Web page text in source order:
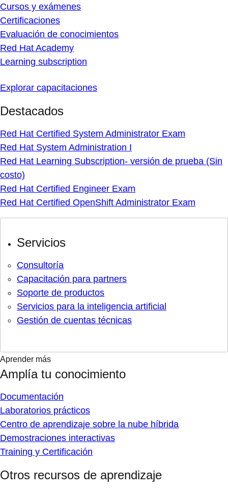
Cursos y exámenes
Certificaciones
Evaluación de conocimientos
Red Hat Academy
Learning subscription
Explorar capacitaciones
Destacados
Red Hat Certified System Administrator Exam
Red Hat System Administration I
Red Hat Learning Subscription- versión de prueba (Sin
costo)
Red Hat Certified Engineer Exam
Red Hat Certified OpenShift Administrator Exam
Servicios
Consultoría
Capacitación para partners
Soporte de productos
Servicios para la inteligencia artificial
Gestión de cuentas técnicas
Aprender más
Amplía tu conocimiento
Documentación
Laboratorios prácticos
Centro de aprendizaje sobre la nube híbrida
Demostraciones interactivas
Training y Certificación
Otros recursos de aprendizaje